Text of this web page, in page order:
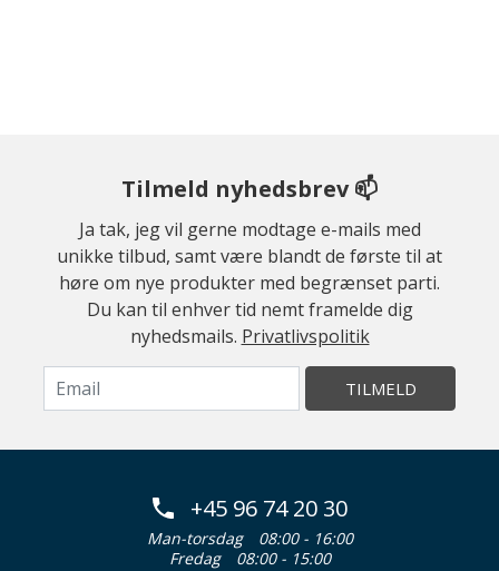
Tilmeld nyhedsbrev 📫
Ja tak, jeg vil gerne modtage e-mails med
unikke tilbud, samt være blandt de første til at
høre om nye produkter med begrænset parti.
Du kan til enhver tid nemt framelde dig
nyhedsmails. Privatlivspolitik
TILMELD
+45 96 74 20 30
Man-torsdag
08:00 - 16:00
Fredag
08:00 - 15:00